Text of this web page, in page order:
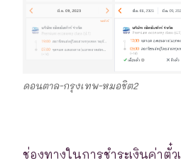
ดอนตาล-กรุงเทพ-หมอชิต2
ช่องทางในการชำระเงินค่าตั๋